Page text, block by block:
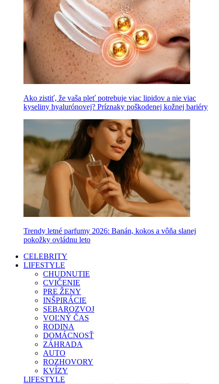
Ako zistiť, že vaša pleť potrebuje viac lipidov a nie viac
kyseliny hyalurónovej? Príznaky poškodenej kožnej bariéry
Trendy letné parfumy 2026: Banán, kokos a vôňa slanej
pokožky ovládnu leto
CELEBRITY
LIFESTYLE
CHUDNUTIE
CVIČENIE
PRE ŽENY
INŠPIRÁCIE
SEBAROZVOJ
VOĽNÝ ČAS
RODINA
DOMÁCNOSŤ
ZÁHRADA
AUTO
ROZHOVORY
KVÍZY
LIFESTYLE